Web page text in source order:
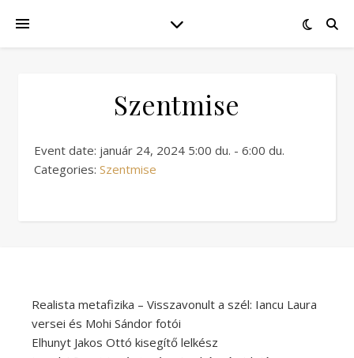
Szentmise
Event date: január 24, 2024 5:00 du. - 6:00 du.
Categories: Szentmise
Realista metafizika – Visszavonult a szél: Iancu Laura
versei és Mohi Sándor fotói
Elhunyt Jakos Ottó kisegítő lelkész